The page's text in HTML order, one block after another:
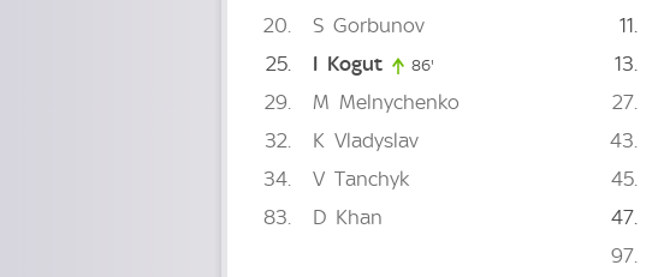
20
S Gorbunov
25
I Kogut 86'
29 M Melnychenko
32
K Vladyslav
34
V Tanchyk
83
D Khan
11
13
27
43
45
47
97